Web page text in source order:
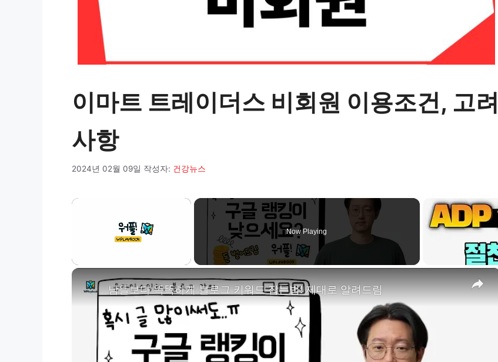
이마트 트레이더스 비회원 이용조건, 고려
사항
2024년 02월 09일 작성자: 건강뉴스
×
Now Playing
×
남들보다 똑똑하게 블로그 키워드 잡는법! 제대로 알려드림